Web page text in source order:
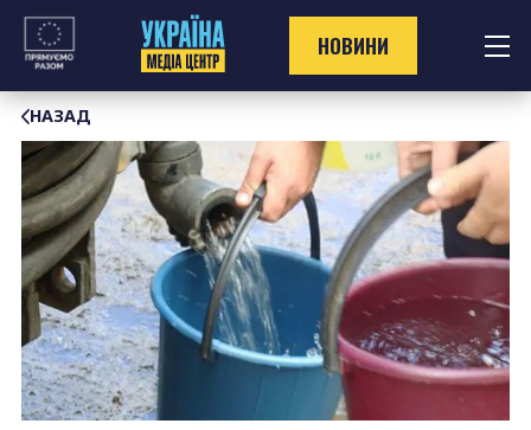
Перейти
контенту
НОВИНИ
НАЗАД